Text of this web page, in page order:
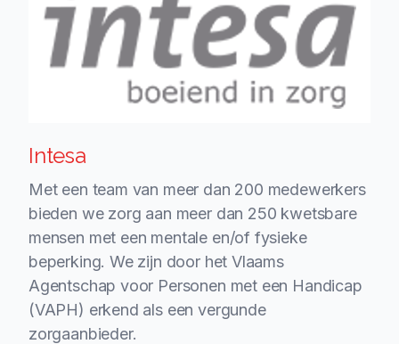
Intesa
Met een team van meer dan 200 medewerkers
bieden we zorg aan meer dan 250 kwetsbare
mensen met een mentale en/of fysieke
beperking. We zijn door het Vlaams
Agentschap voor Personen met een Handicap
(VAPH) erkend als een vergunde
zorgaanbieder.